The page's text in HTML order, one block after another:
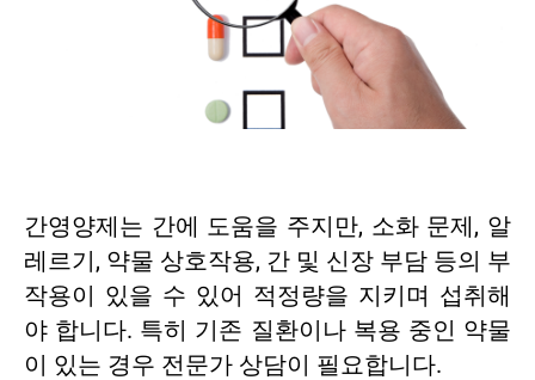
간영양제는 간에 도움을 주지만, 소화 문제, 알
레르기, 약물 상호작용, 간 및 신장 부담 등의 부
작용이 있을 수 있어 적정량을 지키며 섭취해
야 합니다. 특히 기존 질환이나 복용 중인 약물
이 있는 경우 전문가 상담이 필요합니다.